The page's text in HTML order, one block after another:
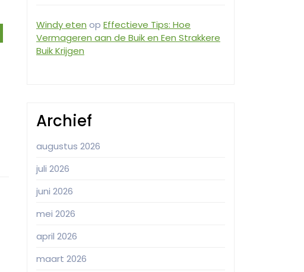
Windy eten op Effectieve Tips: Hoe
Vermageren aan de Buik en Een Strakkere
Buik Krijgen
Archief
augustus 2026
juli 2026
juni 2026
mei 2026
april 2026
maart 2026